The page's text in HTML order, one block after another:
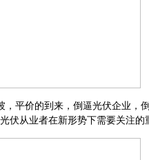
，平价的到来，倒逼光伏企业，
伏从业者在新形势下需要关注的